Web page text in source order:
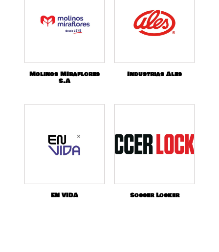
Molinos MIraflores
S.A
Industrias Ales
EN VIDA Soccer Locker